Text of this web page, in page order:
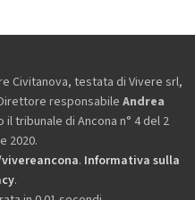
Civitanova, testata di Vivere srl,
responsabile Andrea
tribunale di Ancona n° 4 del 2
2020.
. Informativa sulla
.